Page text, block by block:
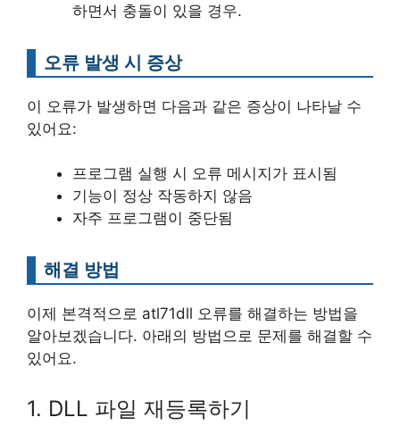
하면서 충돌이 있을 경우.
오류 발생 시 증상
이 오류가 발생하면 다음과 같은 증상이 나타날 수
있어요:
프로그램 실행 시 오류 메시지가 표시됨
기능이 정상 작동하지 않음
자주 프로그램이 중단됨
해결 방법
이제 본격적으로 atl71dll 오류를 해결하는 방법을
알아보겠습니다. 아래의 방법으로 문제를 해결할 수
있어요.
1. DLL 파일 재등록하기